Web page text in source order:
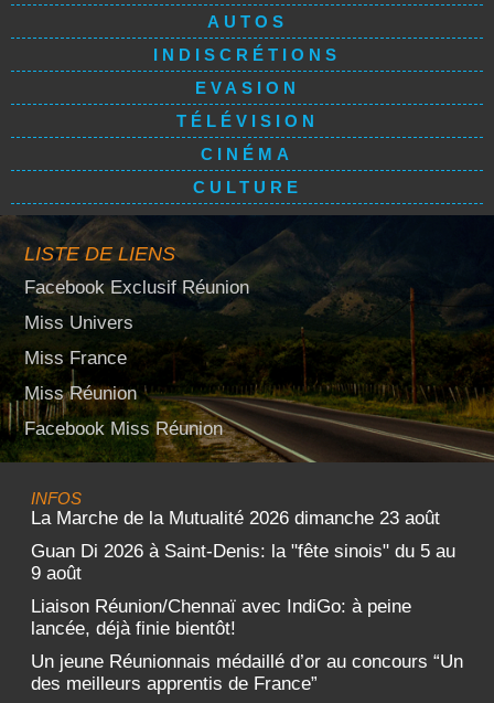
AUTOS
INDISCRÉTIONS
EVASION
TÉLÉVISION
CINÉMA
CULTURE
LISTE DE LIENS
Facebook Exclusif Réunion
Miss Univers
Miss France
Miss Réunion
Facebook Miss Réunion
INFOS
La Marche de la Mutualité 2026 dimanche 23 août
Guan Di 2026 à Saint-Denis: la "fête sinois" du 5 au
9 août
Liaison Réunion/Chennaï avec IndiGo: à peine
lancée, déjà finie bientôt!
Un jeune Réunionnais médaillé d’or au concours “Un
des meilleurs apprentis de France”